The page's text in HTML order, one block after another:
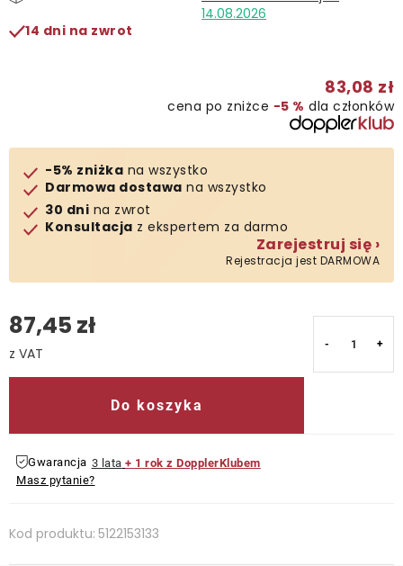
O nas
14.08.2026
14 dni na zwrot
83,08 zł
cena po zniżce −5 % dla członków
-5% zniżka na wszystko
Darmowa dostawa na wszystko
30 dni na zwrot
Konsultacja z ekspertem za darmo
Zarejestruj się ›
Rejestracja jest DARMOWA
87,45 zł
Do koszyka
Gwarancja 3 lata + 1 rok z DopplerKlubem
Masz pytanie?
Kod produktu: 5122153133